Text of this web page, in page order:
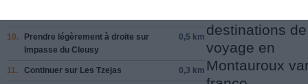
10. Prendre légèrement à droite sur
Impasse du Cleusy
0,5 km
11. Continuer sur Les Tzejas 0,3 km
destinations de
voyage en
Montauroux